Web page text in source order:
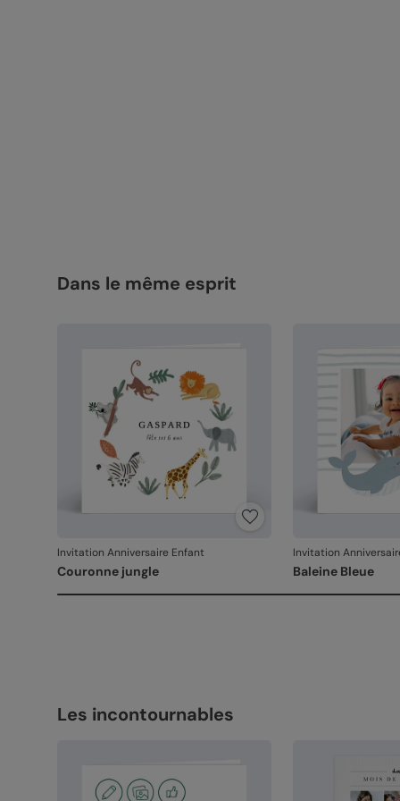
Dans le même esprit
Invitation Anniversaire Enfant
Couronne jungle
Invitation
Baleine Bleue
Les incontournables